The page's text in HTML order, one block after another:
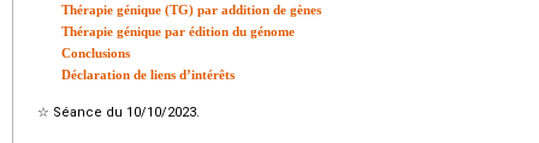
Thérapie génique (TG) par addition de gènes
Thérapie génique par édition du génome
Conclusions
Déclaration de liens d’intérêts
☆ Séance du 10/10/2023.